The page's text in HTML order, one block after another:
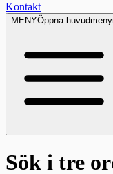
Kontakt
MENYÖppna
Sök i tre